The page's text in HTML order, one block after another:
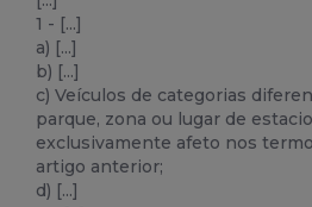
1 - [...]
a) [...]
b) [...]
c) Veículos de categorias
parque, zona ou lugar de
exclusivamente afeto nos
artigo anterior;
d) [...]